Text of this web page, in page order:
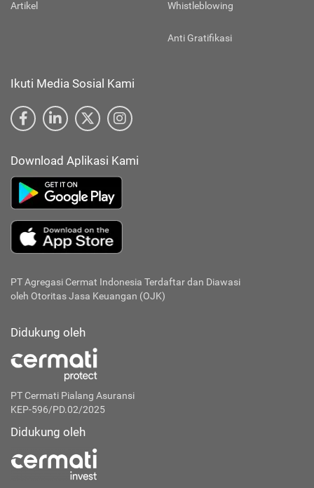
Artikel Whistleblowing
Anti Gratifikasi
Ikuti Media Sosial Kami
Download Aplikasi Kami
PT Agregasi Cermat Indonesia Terdaftar dan Diawasi
oleh Otoritas Jasa Keuangan (OJK)
Didukung oleh
PT Cermati Pialang Asuransi
KEP-596/PD.02/2025
Didukung oleh